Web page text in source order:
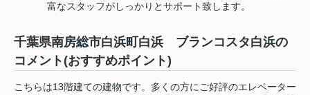
富なスタッフがしっかりとサポート致します。
千葉県南房総市白浜町白浜 ブランコスタ白浜の
コメント(おすすめポイント)
こちらは13階建ての建物です。多くの方にご好評のエレベーター